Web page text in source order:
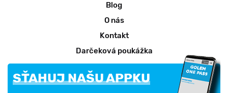
Blog
O nás
Kontakt
Darčeková poukážka
SŤAHUJ NAŠU APPKU